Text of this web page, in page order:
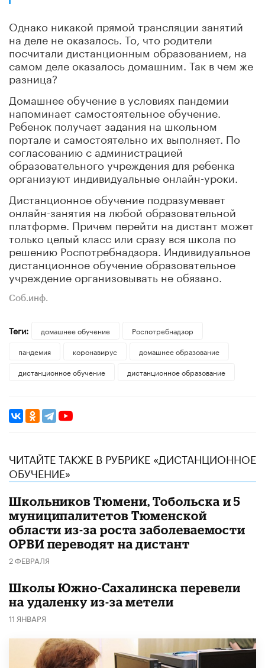
Однако никакой прямой трансляции занятий
на деле не оказалось. То, что родители
посчитали дистанционным образованием, на
самом деле оказалось домашним. Так в чем же
разница?
Домашнее обучение в условиях пандемии
напоминает самостоятельное обучение.
Ребенок получает задания на школьном
портале и самостоятельно их выполняет. По
согласованию с администрацией
образовательного учреждения для ребенка
организуют индивидуальные онлайн-уроки.
Дистанционное обучение подразумевает
онлайн-занятия на любой образовательной
платформе. Причем перейти на дистант может
только целый класс или сразу вся школа по
решению Роспотребнадзора. Индивидуальное
дистанционное обучение образовательное
учреждение организовывать не обязано.
Соб.инф.
Теги: домашнее обучение
Роспотребнадзор
пандемия
коронавирус
домашнее образование
дистанционное обучение
дистанционное образование
ЧИТАЙТЕ ТАКЖЕ В РУБРИКЕ «ДИСТАНЦИОННОЕ
ОБУЧЕНИЕ»
Школьников Тюмени, Тобольска и 5
муниципалитетов Тюменской
области из-за роста заболеваемости
ОРВИ переводят на дистант
2 ФЕВРАЛЯ
Школы Южно-Сахалинска перевели
на удаленку из-за метели
11 ЯНВАРЯ